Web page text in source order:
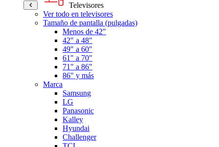
Televisores
Ver todo en televisores
Tamaño de pantalla (pulgadas)
Menos de 42"
42" a 48"
49" a 60"
61" a 70"
71" a 86"
86" y más
Marca
Samsung
LG
Panasonic
Kalley
Hyundai
Challenger